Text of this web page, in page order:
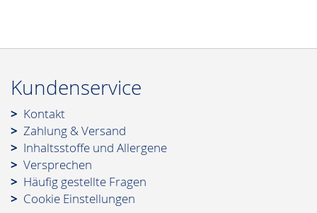
Kundenservice
Kontakt
Zahlung & Versand
Inhaltsstoffe und Allergene
Versprechen
Häufig gestellte Fragen
Cookie Einstellungen